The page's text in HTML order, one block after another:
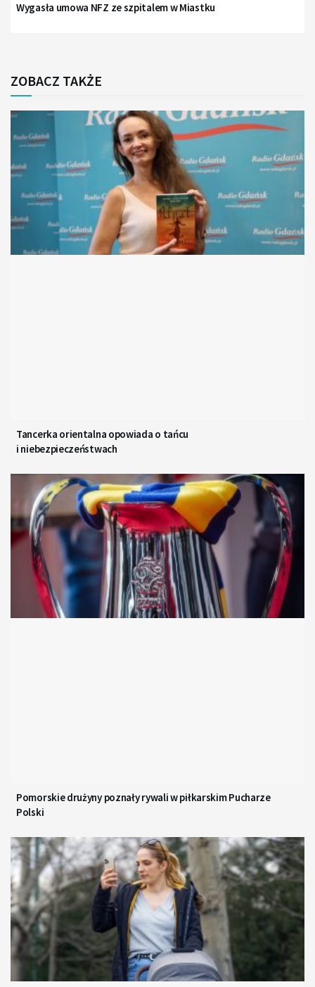
Wygasła umowa NFZ ze szpitalem w Miastku
ZOBACZ TAKŻE
Tancerka orientalna opowiada o tańcu
i niebezpieczeństwach
Pomorskie drużyny poznały rywali w piłkarskim Pucharze
Polski